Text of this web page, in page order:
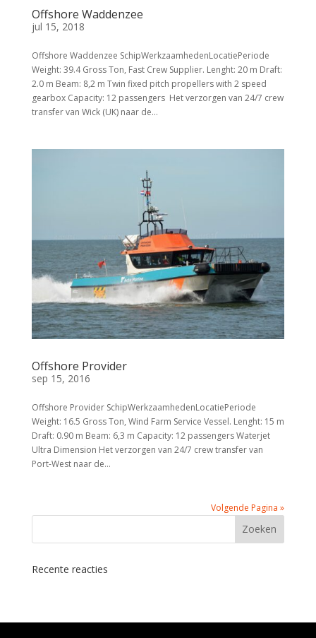
Offshore Waddenzee
jul 15, 2018
Offshore Waddenzee SchipWerkzaamhedenLocatiePeriode
Weight: 39.4 Gross Ton, Fast Crew Supplier. Lenght: 20 m Draft:
2.0 m Beam: 8,2 m Twin fixed pitch propellers with 2 speed
gearbox Capacity: 12 passengers Het verzorgen van 24/7 crew
transfer van Wick (UK) naar de...
Offshore Provider
sep 15, 2016
Offshore Provider SchipWerkzaamhedenLocatiePeriode
Weight: 16.5 Gross Ton, Wind Farm Service Vessel. Lenght: 15 m
Draft: 0.90 m Beam: 6,3 m Capacity: 12 passengers Waterjet
Ultra Dimension Het verzorgen van 24/7 crew transfer van
Port-West naar de...
Volgende Pagina »
Recente reacties